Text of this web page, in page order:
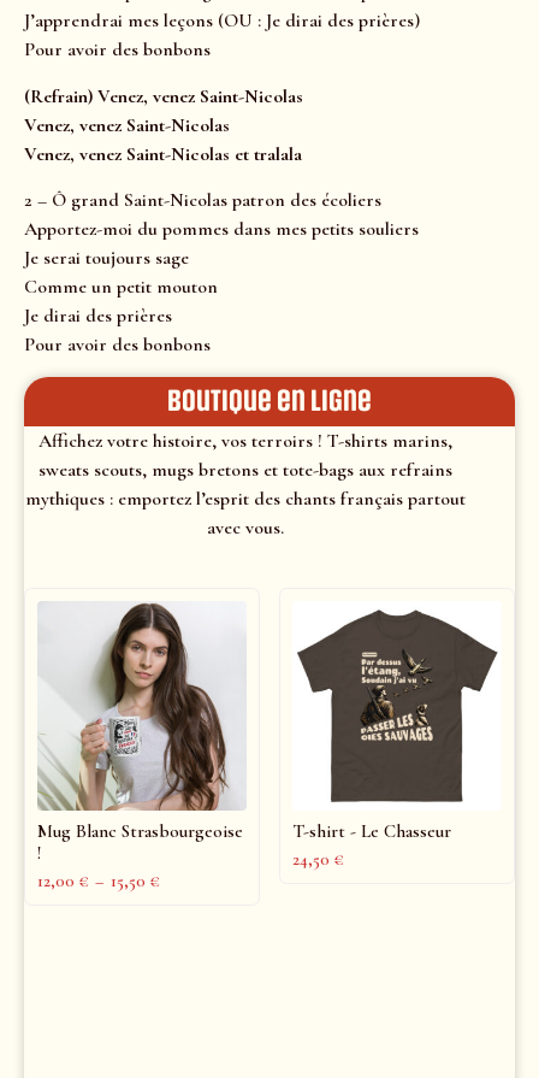
J’apprendrai mes leçons (OU : Je dirai des prières)
Pour avoir des bonbons
(Refrain) Venez, venez Saint-Nicolas
Venez, venez Saint-Nicolas
Venez, venez Saint-Nicolas et tralala
2 – Ô grand Saint-Nicolas patron des écoliers
Apportez-moi du pommes dans mes petits souliers
Je serai toujours sage
Comme un petit mouton
Je dirai des prières
Pour avoir des bonbons
Boutique en ligne
Affichez votre histoire, vos terroirs ! T-shirts marins,
sweats scouts, mugs bretons et tote-bags aux refrains
mythiques : emportez l’esprit des chants français partout
avec vous.
Mug Blanc Strasbourgeoise
!
12,00 € – 15,50 €
T-shirt - Le Chasseur
24,50 €